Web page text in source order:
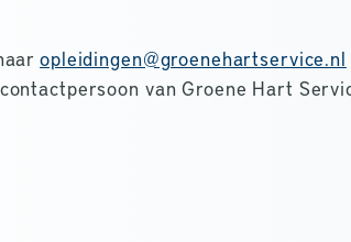
opleidingen@groenehartservice.nl
van Groene Hart